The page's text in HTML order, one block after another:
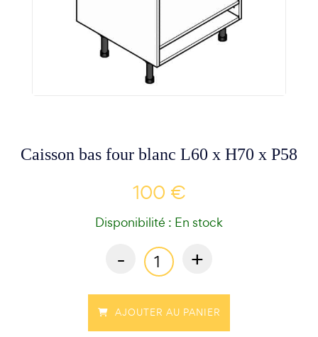
Caisson bas four blanc L60 x H70 x P58
100 €
Disponibilité : En stock
- +
AJOUTER AU PANIER